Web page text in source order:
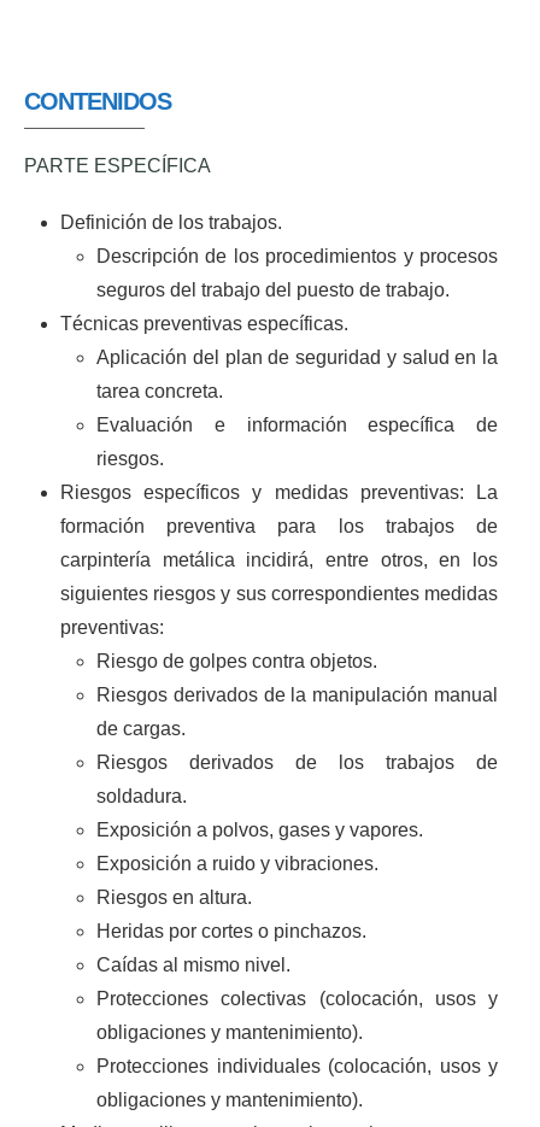
CONTENIDOS
PARTE ESPECÍFICA
Definición de los trabajos.
Descripción de los procedimientos y procesos
seguros del trabajo del puesto de trabajo.
Técnicas preventivas específicas.
Aplicación del plan de seguridad y salud en la
tarea concreta.
Evaluación e información específica de
riesgos.
Riesgos específicos y medidas preventivas: La
formación preventiva para los trabajos de
carpintería metálica incidirá, entre otros, en los
siguientes riesgos y sus correspondientes medidas
preventivas:
Riesgo de golpes contra objetos.
Riesgos derivados de la manipulación manual
de cargas.
Riesgos derivados de los trabajos de
soldadura.
Exposición a polvos, gases y vapores.
Exposición a ruido y vibraciones.
Riesgos en altura.
Heridas por cortes o pinchazos.
Caídas al mismo nivel.
Protecciones colectivas (colocación, usos y
obligaciones y mantenimiento).
Protecciones individuales (colocación, usos y
obligaciones y mantenimiento).